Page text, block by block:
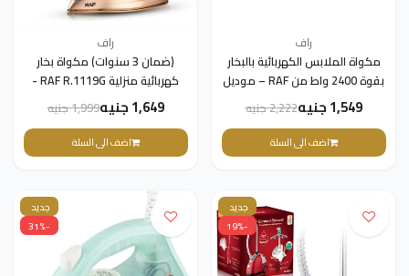
راف
مكواة الملابس الكهربائية بالبخار
بقوة 2400 واط من RAF – موديل
R.1300G(ضمان 3 سنوات)
1,549 جنيه 2,222 جنيه
اضف الى السلة
راف
(ضمان 3 سنوات) مكواة بخار
كهربائية منزلية RAF R.1119G -
قاعدة سيراميك، قاعدة سيراميك
1,649 جنيه 1,999 جنيه
اضف الى السلة
جديد
-19%
جديد
-31%